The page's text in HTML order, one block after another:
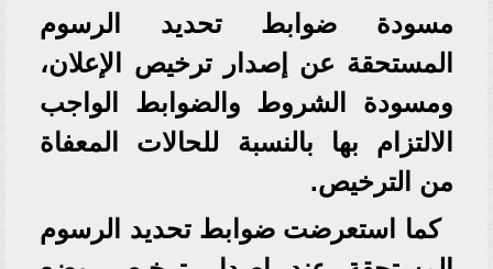
مسودة ضوابط تحديد الرسوم
المستحقة عن إصدار ترخيص الإعلان،
ومسودة الشروط والضوابط الواجب
الالتزام بها بالنسبة للحالات المعفاة
من الترخيص.
كما استعرضت ضوابط تحديد الرسوم